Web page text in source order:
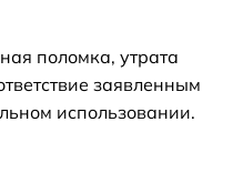
поломка, утрата
заявленным
использовании.